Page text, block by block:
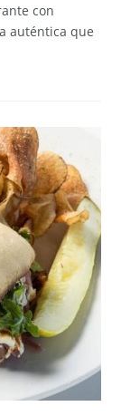
con
auténtica que